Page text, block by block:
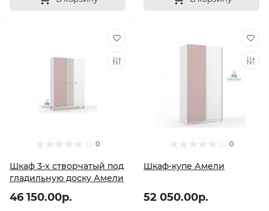
0
Шкаф 3-х створчатый под
гладильную доску Амели
46 150.00р.
0
Шкаф-купе Амели
52 050.00р.